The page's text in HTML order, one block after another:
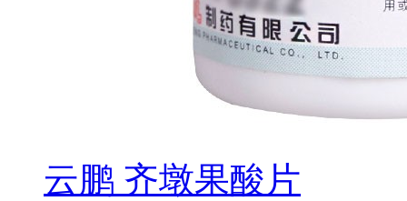
云鹏 齐墩果酸片